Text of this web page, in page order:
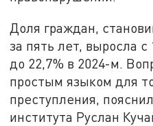
Доля граждан,
за пять лет, выросла с
до 22,7% в 2024-м.
простым языком для
преступления,
института Руслан